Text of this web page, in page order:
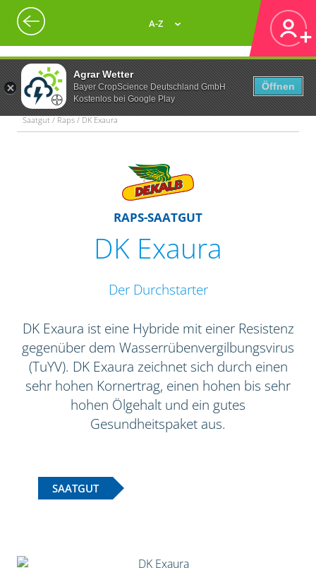
Agrar Wetter
Bayer CropScience Deutschland GmbH
Kostenlos bei Google Play
Öffnen
A-Z
Saatgut / Raps / DK Exaura
RAPS-SAATGUT
DK Exaura
Der Durchstarter
DK Exaura ist eine Hybride mit einer Resistenz
gegenüber dem Wasserrübenvergilbungsvirus
(TuYV). DK Exaura zeichnet sich durch einen
sehr hohen Kornertrag, einen hohen bis sehr
hohen Ölgehalt und ein gutes
Gesundheitspaket aus.
SAATGUT